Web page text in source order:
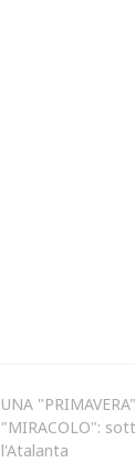
UNA
"MIRACOLO":
l'Atalanta